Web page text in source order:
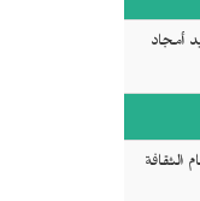
أمجاد
الثقافة